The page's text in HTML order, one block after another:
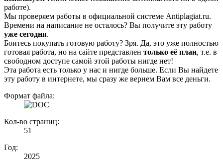
работе).
Мы проверяем работы в официальной системе Аntiplagiat.ru.
Времени на написание не осталось? Вы получите эту работу
уже сегодня.
Боитесь покупать готовую работу? Зря. Да, это уже полностью
готовая работа, но на сайте представлен только её план, т.е. в
свободном доступе самой этой работы нигде нет!
Эта работа есть только у нас и нигде больше. Если Вы найдете
эту работу в интернете, мы сразу же вернем Вам все деньги.
Формат файла:
Кол-во страниц:
51
Год:
2025